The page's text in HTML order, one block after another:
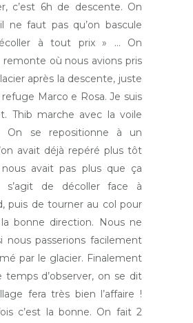
c’est 6h de descente. On
ne faut pas qu’on bascule
à tout prix » … On
remonte où nous avions pris
après la descente, juste
Marco e Rosa. Je suis
Thib marche avec la voile
On se repositionne à un
avait déjà repéré plus tôt
avait pas plus que ça
s’agit de décoller face à
puis de tourner au col pour
bonne direction. Nous ne
nous passerions facilement
par le glacier. Finalement
temps d’observer, on se dit
fera très bien l’affaire !
c’est la bonne. On fait 2